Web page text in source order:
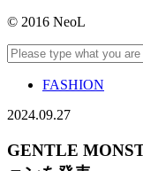
© 2016 NeoL
FASHION
2024.09.27
GENTLE